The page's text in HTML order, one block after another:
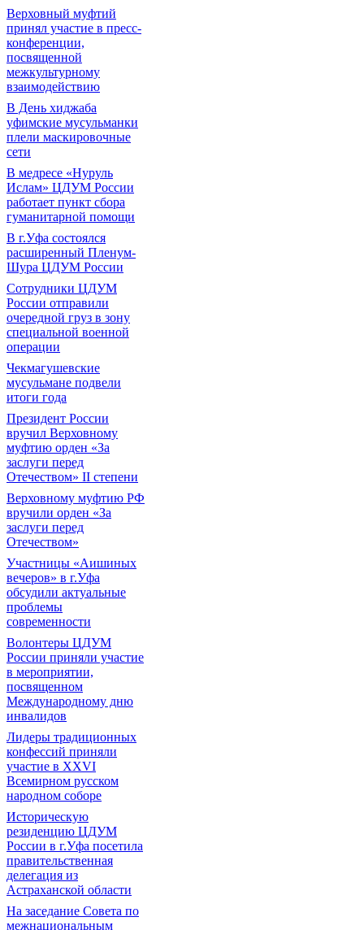
Верховный муфтий
принял участие в пресс-
конференции,
посвященной
межкультурному
взаимодействию
В День хиджаба
уфимские мусульманки
плели маскировочные
сети
В медресе «Нуруль
Ислам» ЦДУМ России
работает пункт сбора
гуманитарной помощи
В г.Уфа состоялся
расширенный Пленум-
Шура ЦДУМ России
Сотрудники ЦДУМ
России отправили
очередной груз в зону
специальной военной
операции
Чекмагушевские
мусульмане подвели
итоги года
Президент России
вручил Верховному
муфтию орден «За
заслуги перед
Отечеством» II степени
Верховному муфтию РФ
вручили орден «За
заслуги перед
Отечеством»
Участницы «Аишиных
вечеров» в г.Уфа
обсудили актуальные
проблемы
современности
Волонтеры ЦДУМ
России приняли участие
в мероприятии,
посвященном
Международному дню
инвалидов
Лидеры традиционных
конфессий приняли
участие в XXVI
Всемирном русском
народном соборе
Историческую
резиденцию ЦДУМ
России в г.Уфа посетила
правительственная
делегация из
Астраханской области
На заседание Совета по
межнациональным